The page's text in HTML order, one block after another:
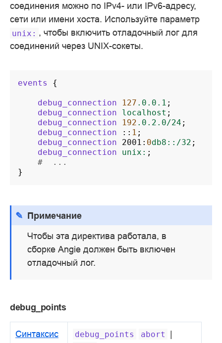
соединения можно по IPv4- или IPv6-адресу,
сети или имени хоста. Используйте параметр
unix: , чтобы включить отладочный лог для
соединений через UNIX-сокеты.
events {
debug_connection 127 .0.0.1 ;
debug_connection
localhost ;
debug_connection
192 .0.2.0/24 ;
debug_connection
:: 1 ;
debug_connection
2001 : 0db8::/32 ;
debug_connection
unix: ;
#  ...
}
Примечание
Чтобы эта директива работала, в
сборке Angie должен быть включен
отладочный лог.
debug_points
Синтаксис debug_points abort |